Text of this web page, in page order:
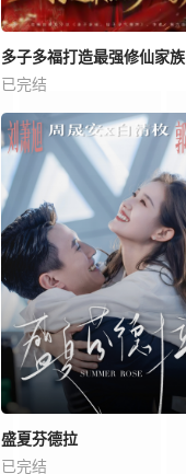
多子多福打造最强修仙家族
已完结
盛夏芬德拉
已完结